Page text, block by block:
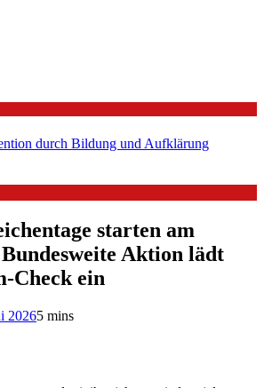
durch Bildung und Aufklärung
starten am
Aktion lädt
Check ein
20265 mins